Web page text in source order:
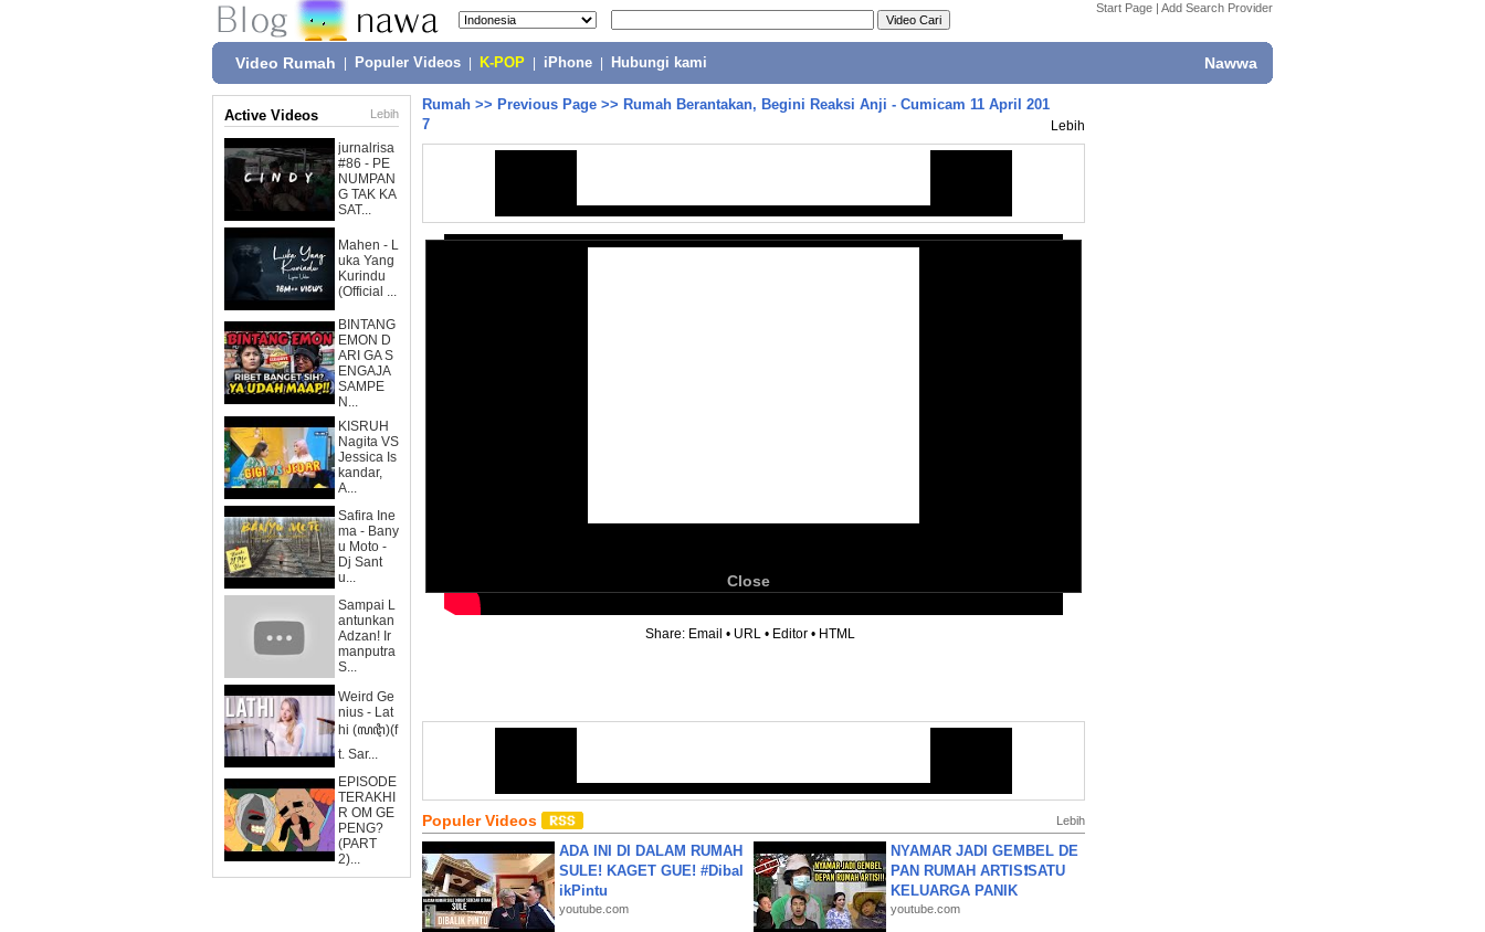
Start Page | Add Search Provider
Video Rumah Populer Videos K-POP iPhone Hubungi kami Nawwa
Active Videos Lebih
jurnalrisa
#86 - PE
NUMPAN
G TAK KA
SAT...
Mahen - L
uka Yang
Kurindu
(Official ...
BINTANG
EMON D
ARI GA S
ENGAJA
SAMPE
N...
KISRUH
Nagita VS
Jessica Is
kandar,
A...
Safira Ine
ma - Bany
u Moto -
Dj Sant
u...
Sampai L
antunkan
Adzan! Ir
manputra
S...
Weird Ge
nius - Lat
hi (ꦭꦛꦶ)(f
t. Sar...
EPISODE
TERAKHI
R OM GE
PENG?
(PART
2)...
Rumah >> Previous Page >> Rumah Berantakan, Begini Reaksi Anji - Cumicam 11 April 201
7
Lebih
Close
Share: Email • URL • Editor • HTML
Populer Videos Lebih
ADA INI DI DALAM RUMAH
SULE! KAGET GUE! #Dibal
ikPintu
youtube.com
NYAMAR JADI GEMBEL DE
PAN RUMAH ARTIS❗SATU
KELUARGA PANIK
youtube.com